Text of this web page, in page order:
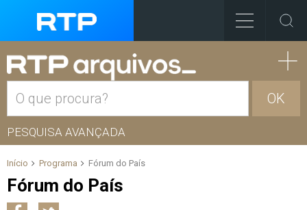
OK
PESQUISA AVANÇADA
Início Programa Fórum do País
Fórum do País